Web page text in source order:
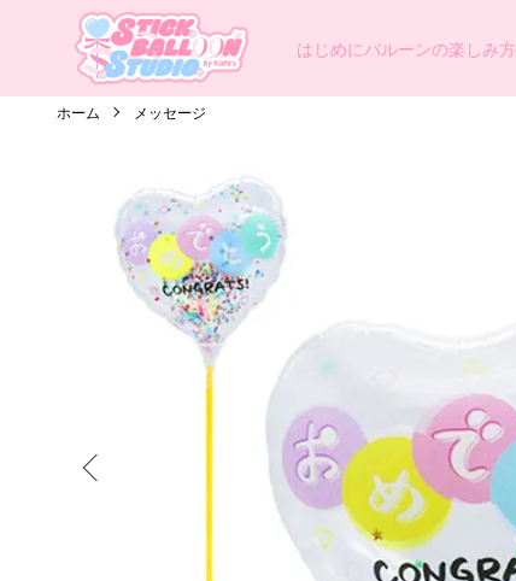
はじめにバルーンの楽しみ方
ホーム メッセージ